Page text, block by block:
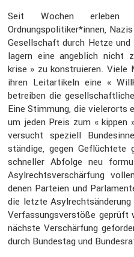
Seit Wochen
Ordnungspolitiker*innen,
Gesell­schaft durch Hetze
la­gern eine angeb­lich nicht
krise » zu konstru­ieren. Viele
ihren Leitar­ti­keln eine «
betreiben die
Eine Stimmung, die vieler­orts
um jeden Preis zum « kippen
versucht speziell
ständige, gegen Geflüch­tete
schneller Abfolge neu
Asylrechts­ver­schär­fung
denen Parteien und
die letzte
Verfas­sungs­ver­stöße geprüft
nächste Verschär­fung
durch Bundestag und